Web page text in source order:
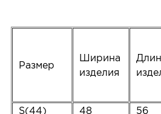
Размер
Ширина
изделия
S(44)
48 56